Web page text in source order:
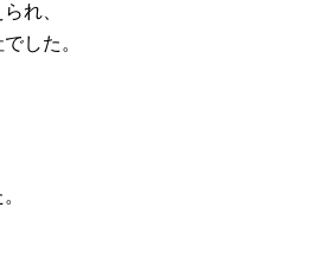
れ、
した。